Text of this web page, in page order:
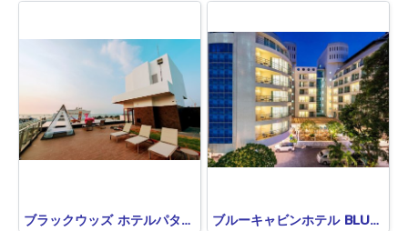
ブラックウッズ ホテルパタヤ BLACKWOODS HOTEL PATTAYA ブルーキャビンホテル BLUE CABIN HOTE(旧A-ONE NEW WING)